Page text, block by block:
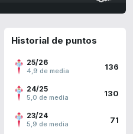
Historial de puntos
25/26
4,9 de media 136
24/25
5,0 de media 130
23/24
5,9 de media 71